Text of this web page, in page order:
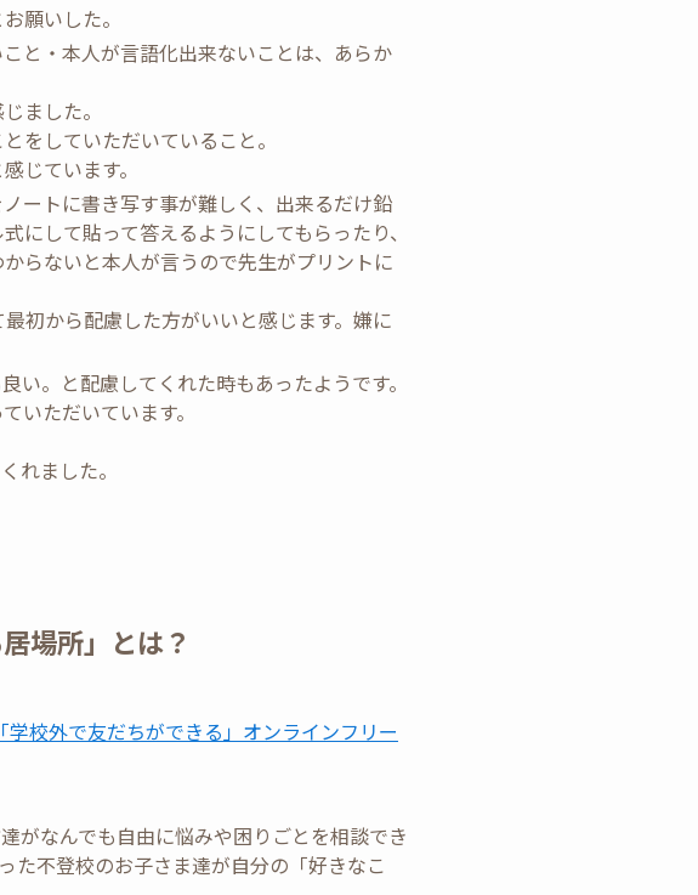
願いした。
と・本人が言語化出来ないことは、あらか
ました。
をしていただいていること。
じています。
ートに書き写す事が難しく、出来るだけ鉛
にして貼って答えるようにしてもらったり、
らないと本人が言うので先生がプリントに
初から配慮した方がいいと感じます。嫌に
い。と配慮してくれた時もあったようです。
いただいています。
れました。
場所」とは？
「学校外で友だちができる」オンラインフリー
がなんでも自由に悩みや困りごとを相談でき
た不登校のお子さま達が自分の「好きなこ